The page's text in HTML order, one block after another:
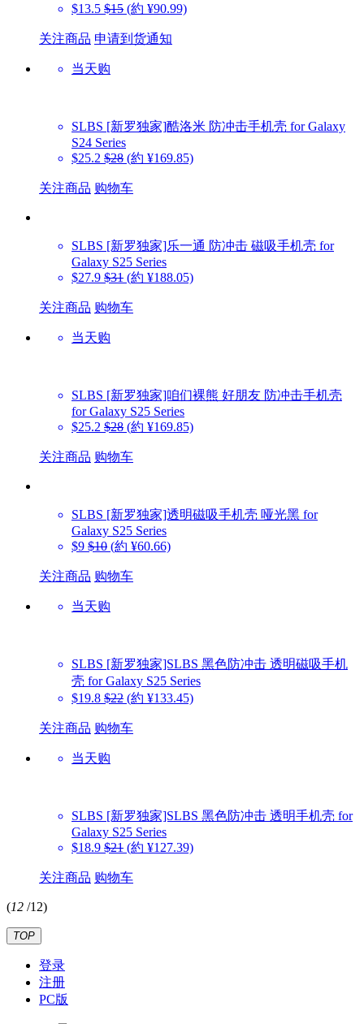
$13.5 $15 (約 ¥90.99)
关注商品 申请到货通知
当天购
SLBS [新罗独家]酷洛米 防冲击手机壳 for Galaxy
S24 Series
$25.2 $28 (約 ¥169.85)
关注商品 购物车
SLBS [新罗独家]乐一通 防冲击 磁吸手机壳 for
Galaxy S25 Series
$27.9 $31 (約 ¥188.05)
关注商品 购物车
当天购
SLBS [新罗独家]咱们裸熊 好朋友 防冲击手机壳
for Galaxy S25 Series
$25.2 $28 (約 ¥169.85)
关注商品 购物车
SLBS [新罗独家]透明磁吸手机壳 哑光黑 for
Galaxy S25 Series
$9 $10 (約 ¥60.66)
关注商品 购物车
当天购
SLBS [新罗独家]SLBS 黑色防冲击 透明磁吸手机
壳 for Galaxy S25 Series
$19.8 $22 (約 ¥133.45)
关注商品 购物车
当天购
SLBS [新罗独家]SLBS 黑色防冲击 透明手机壳 for
Galaxy S25 Series
$18.9 $21 (約 ¥127.39)
关注商品 购物车
(12 /12)
TOP
登录
注册
PC版